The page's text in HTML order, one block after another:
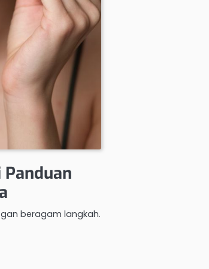
beragam langkah.